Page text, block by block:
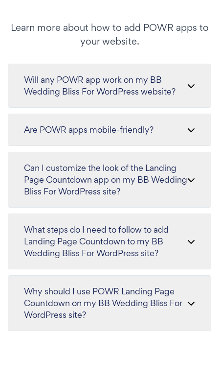
Learn more about how to add POWR apps to
your website.
Will any POWR app work on my BB
Wedding Bliss For WordPress website?
Are POWR apps mobile-friendly?
Can I customize the look of the Landing
Page Countdown app on my BB Wedding
Bliss For WordPress site?
What steps do I need to follow to add
Landing Page Countdown to my BB
Wedding Bliss For WordPress site?
Why should I use POWR Landing Page
Countdown on my BB Wedding Bliss For
WordPress site?